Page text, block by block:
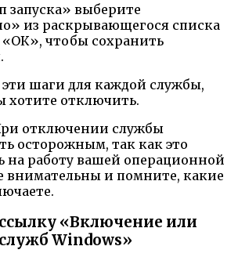
запуска» выберите
из раскрывающегося списка
чтобы сохранить
шаги для каждой службы,
хотите отключить.
отключении службы
осторожным, так как это
на работу вашей операционной
внимательны и помните, какие
«Включение или
Windows»